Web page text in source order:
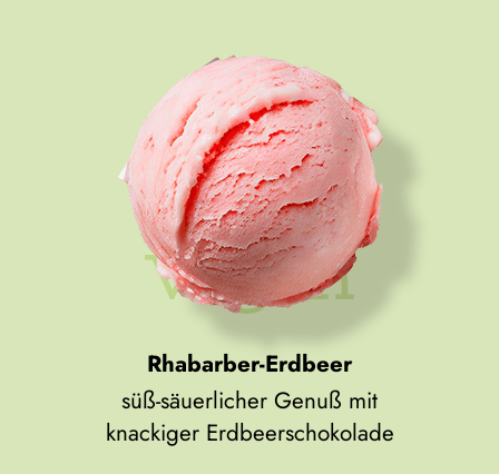
Rhabarber-Erdbeer
süß-säuerlicher Genuß mit
knackiger Erdbeerschokolade